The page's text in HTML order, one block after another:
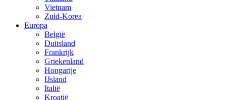
Vietnam
Zuid-Korea
Europa
België
Duitsland
Frankrijk
Griekenland
Hongarije
IJsland
Italië
Kroatië